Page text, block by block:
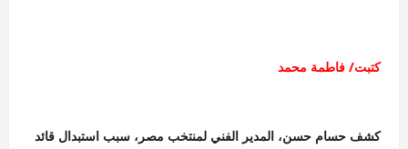
كتبت/ فاطمة محمد
كشف حسام حسن، المدير الفني لمنتخب مصر، سبب استبدال قائد